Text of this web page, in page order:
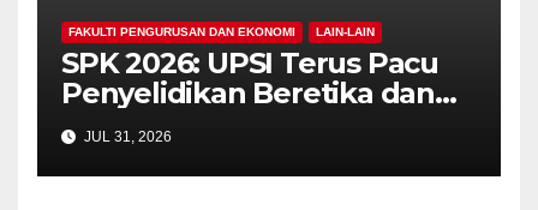
FAKULTI PENGURUSAN DAN EKONOMI LAIN-LAIN
SPK 2026: UPSI Terus Pacu
Penyelidikan Beretika dan
Inovasi Berteraskan
Manusiawi Dalam Era AI
JUL 31, 2026